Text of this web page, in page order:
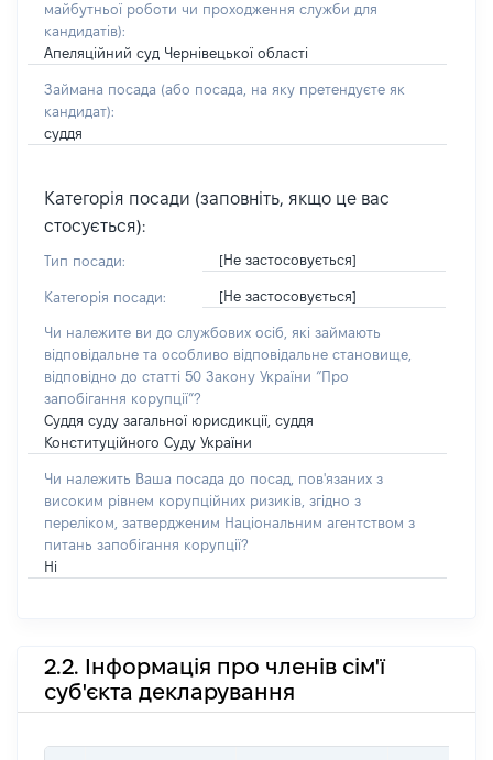
майбутньої роботи чи проходження служби для
кандидатів):
Апеляційний суд Чернівецької області
Займана посада (або посада, на яку претендуєте як
кандидат):
суддя
Категорія посади (заповніть, якщо це вас
стосується):
Тип посади: [Не застосовується]
Категорія посади: [Не застосовується]
Чи належите ви до службових осіб, які займають
відповідальне та особливо відповідальне становище,
відповідно до статті 50 Закону України “Про
запобігання корупції”?
Суддя суду загальної юрисдикції, суддя
Конституційного Суду України
Чи належить Ваша посада до посад, пов'язаних з
високим рівнем корупційних ризиків, згідно з
переліком, затвердженим Національним агентством з
питань запобігання корупції?
Ні
2.2. Інформація про членів сім'ї
суб'єкта декларування